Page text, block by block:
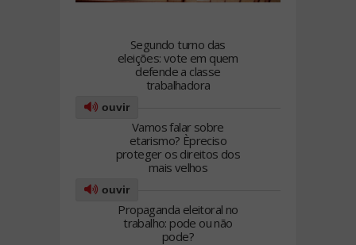
Segundo turno das
eleições: vote em quem
defende a classe
trabalhadora
ouvir
Vamos falar sobre
etarismo? Èpreciso
proteger os direitos dos
mais velhos
ouvir
Propaganda eleitoral no
trabalho: pode ou não
pode?